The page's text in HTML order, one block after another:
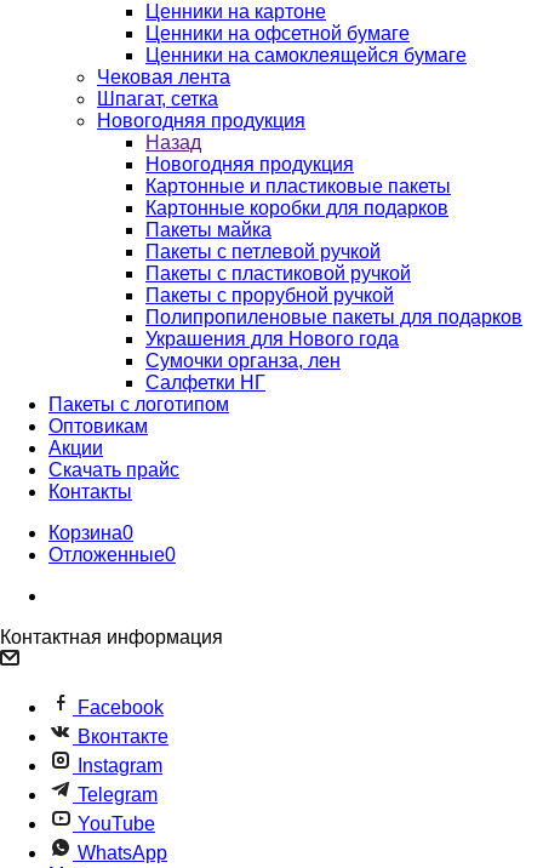
Ценники на картоне
Ценники на офсетной бумаге
Ценники на самоклеящейся бумаге
Чековая лента
Шпагат, сетка
Новогодняя продукция
Назад
Новогодняя продукция
Картонные и пластиковые пакеты
Картонные коробки для подарков
Пакеты майка
Пакеты с петлевой ручкой
Пакеты с пластиковой ручкой
Пакеты с прорубной ручкой
Полипропиленовые пакеты для подарков
Украшения для Нового года
Сумочки органза, лен
Салфетки НГ
Пакеты с логотипом
Оптовикам
Акции
Скачать прайс
Контакты
Корзина0
Отложенные0
Контактная информация
Facebook
Вконтакте
Instagram
Telegram
YouTube
WhatsApp